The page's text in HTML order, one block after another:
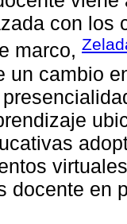
con los
marco,
un cambio
docente en